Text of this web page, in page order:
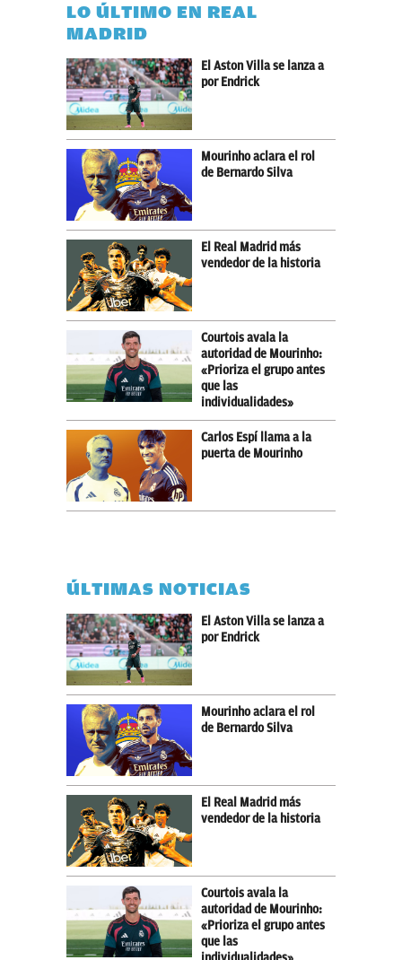
LO ÚLTIMO EN REAL
MADRID
El Aston Villa se lanza a
por Endrick
Mourinho aclara el rol
de Bernardo Silva
El Real Madrid más
vendedor de la historia
Courtois avala la
autoridad de Mourinho:
«Prioriza el grupo antes
que las
individualidades»
Carlos Espí llama a la
puerta de Mourinho
ÚLTIMAS NOTICIAS
El Aston Villa se lanza a
por Endrick
Mourinho aclara el rol
de Bernardo Silva
El Real Madrid más
vendedor de la historia
Courtois avala la
autoridad de Mourinho:
«Prioriza el grupo antes
que las